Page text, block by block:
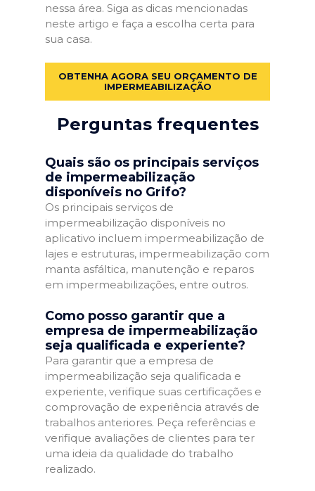
nessa área. Siga as dicas mencionadas
neste artigo e faça a escolha certa para
sua casa.
OBTENHA AGORA SEU ORÇAMENTO DE
IMPERMEABILIZAÇÃO
Perguntas frequentes
Quais são os principais serviços
de impermeabilização
disponíveis no Grifo?
Os principais serviços de
impermeabilização disponíveis no
aplicativo incluem impermeabilização de
lajes e estruturas, impermeabilização com
manta asfáltica, manutenção e reparos
em impermeabilizações, entre outros.
Como posso garantir que a
empresa de impermeabilização
seja qualificada e experiente?
Para garantir que a empresa de
impermeabilização seja qualificada e
experiente, verifique suas certificações e
comprovação de experiência através de
trabalhos anteriores. Peça referências e
verifique avaliações de clientes para ter
uma ideia da qualidade do trabalho
realizado.